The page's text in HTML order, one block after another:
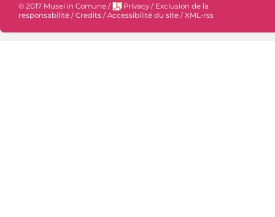
© 2017 Musei in Comune / Privacy / Exclusion de la
responsabilité /Credits /Accessibilité du site /XML-rss